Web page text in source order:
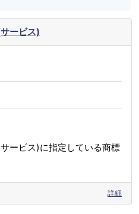
ービス)
ービス)に指定している商標
詳細